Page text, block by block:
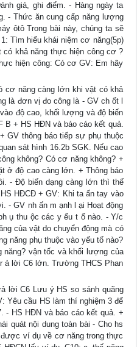
giá, ghi điểm. - Hàng ngày ta
- Thức ăn cung cấp năng lượng
ôtô Trong bài này, chúng ta sẽ
Tìm hiểu khái niệm cơ năng(5p)
khả năng thực hiện công cơ ?
hiện công: Có cơ GV: Em hãy
cơ năng càng lớn khi vật có khả
là đơn vị đo công là - GV ch ốt l
độ cao, khối lượng và độ biến
B + HS HĐN và báo cáo kết quả.
GV thông báo tiếp sự phụ thuộc
sát hình 16.2b SGK. Nếu cao
không? Có cơ năng không? +
ở độ cao càng lớn. + Thông báo
- Độ biến dạng càng lớn thì thế
HĐCĐ + GV: Khi ta ấn tay vào
- GV nh ấn m ạnh l ại Hoạt động
ụ thu ộc các y ếu t ố nào. - Y/c
của vật do chuyển động mà có
năng phụ thuộc vào yếu tố nào?
năng? vận tốc và khối lượng của
ả lời C6 lớn. Trường THCS Phan
lời C6 Lưu ý HS so sánh quãng
Yêu cầu HS làm thí nghiệm 3 để
- HS HĐN và báo cáo kết quả. +
quát nội dung toàn bài - Cho hs
ví dụ về cơ năng trong thực